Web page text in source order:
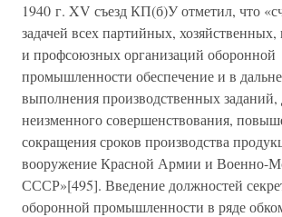
1940 г. XV съезд КП(б)У отметил, что
задачей всех партийных,
и профсоюзных организаций оборонной
промышленности обеспечение и в
выполнения производственных заданий,
неизменного совершенствования,
сокращения сроков производства
вооружение Красной Армии и Военно-
СССР»[495]. Введение должностей
оборонной промышленности в ряде